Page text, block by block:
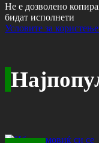
Не е дозволено
бидат исполнети
Условите за